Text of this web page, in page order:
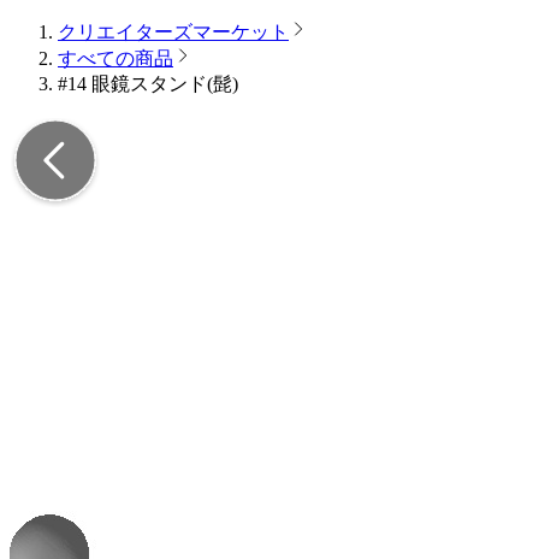
クリエイターズマーケット
すべての商品
#14 眼鏡スタンド(髭)